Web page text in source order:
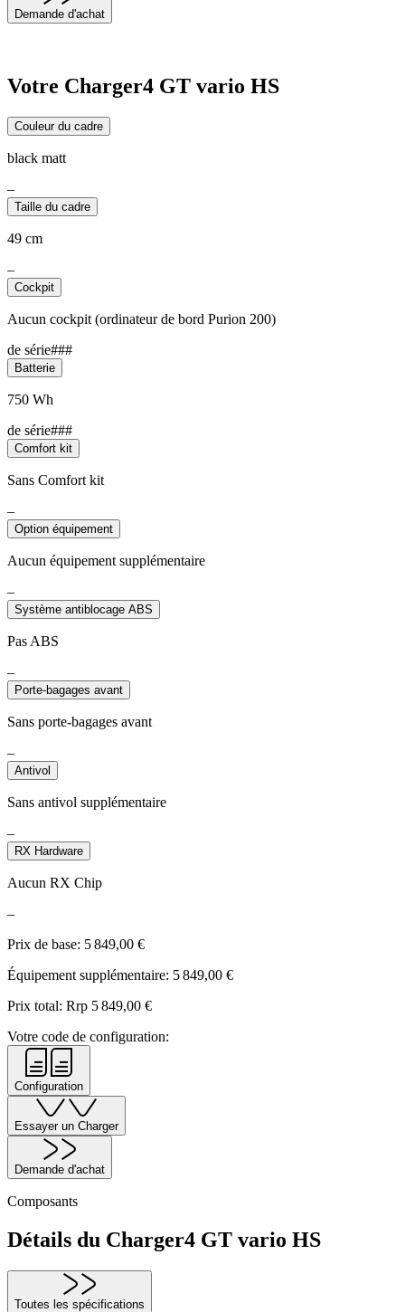
Demande d'achat
Votre Charger4 GT vario HS
Couleur du cadre
black matt
–
Taille du cadre
49 cm
–
Cockpit
Aucun cockpit (ordinateur de bord Purion 200)
de série###
Batterie
750 Wh
de série###
Comfort kit
Sans Comfort kit
–
Option équipement
Aucun équipement supplémentaire
–
Système antiblocage ABS
Pas ABS
–
Porte-bagages avant
Sans porte-bagages avant
–
Antivol
Sans antivol supplémentaire
–
RX Hardware
Aucun RX Chip
–
Prix de base: 5 849,00 €
Équipement supplémentaire: 5 849,00 €
Prix total: Rrp 5 849,00 €
Votre code de configuration:
Configuration
Essayer un Charger
Demande d'achat
Composants
Détails du Charger4 GT vario HS
Toutes les spécifications